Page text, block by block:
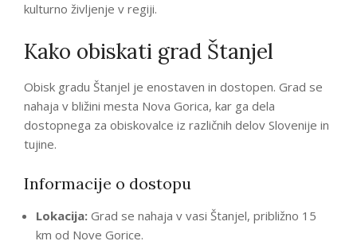
kulturno življenje v regiji.
Kako obiskati grad Štanjel
Obisk gradu Štanjel je enostaven in dostopen. Grad se
nahaja v bližini mesta Nova Gorica, kar ga dela
dostopnega za obiskovalce iz različnih delov Slovenije in
tujine.
Informacije o dostopu
Lokacija: Grad se nahaja v vasi Štanjel, približno 15
km od Nove Gorice.